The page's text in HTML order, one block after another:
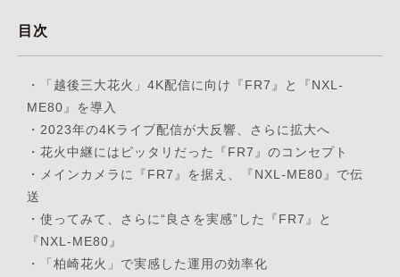
目次
・
「越後三大花火」4K配信に向け『FR7』と『NXL-
ME80』を導入
・ 2023年の4Kライブ配信が大反響、さらに拡大へ
・ 花火中継にはピッタリだった『FR7』のコンセプト
・
メインカメラに『FR7』を据え、『NXL-ME80』で伝
送
・ 使ってみて、さらに“良さを実感”した『FR7』と
『NXL-ME80』
・
「柏崎花火」で実感した運用の効率化